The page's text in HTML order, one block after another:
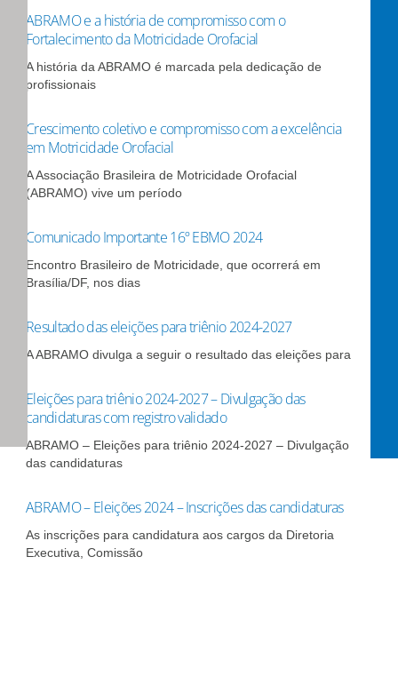
ABRAMO e a história de compromisso com o
Fortalecimento da Motricidade Orofacial
A história da ABRAMO é marcada pela dedicação de
profissionais
Crescimento coletivo e compromisso com a excelência
em Motricidade Orofacial
A Associação Brasileira de Motricidade Orofacial
(ABRAMO) vive um período
Comunicado Importante 16º EBMO 2024
Encontro Brasileiro de Motricidade, que ocorrerá em
Brasília/DF, nos dias
Resultado das eleições para triênio 2024-2027
A ABRAMO divulga a seguir o resultado das eleições para
Eleições para triênio 2024-2027 – Divulgação das
candidaturas com registro validado
ABRAMO – Eleições para triênio 2024-2027 – Divulgação
das candidaturas
ABRAMO – Eleições 2024 – Inscrições das candidaturas
As inscrições para candidatura aos cargos da Diretoria
Executiva, Comissão